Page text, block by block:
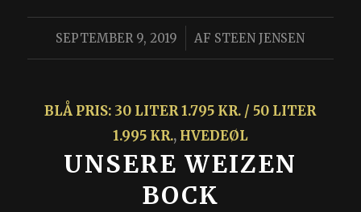
SEPTEMBER 9, 2019
/ AF STEEN JENSEN
BLÅ PRIS: 30 LITER 1.795 KR. / 50 LITER
1.995 KR., HVEDEØL
UNSERE WEIZEN
BOCK